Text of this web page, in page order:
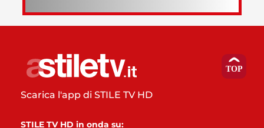
Scarica l'app di STILE TV HD
STILE TV HD in onda su: